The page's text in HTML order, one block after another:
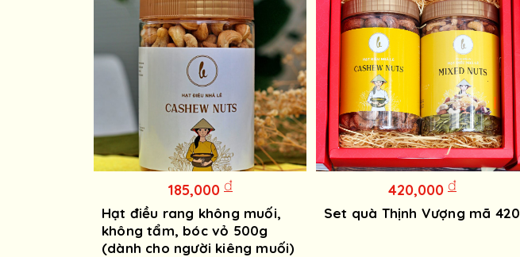
185,000 đ
Hạt điều rang không muối,
không tẩm, bóc vỏ 500g
(dành cho người kiêng muối)
420,000 đ
Set quà Thịnh Vượng mã 420